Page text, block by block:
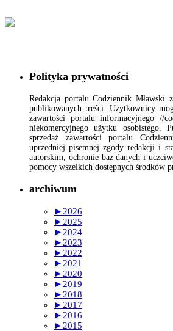
Polityka prywatności
Redakcja portalu Codziennik Mławski
publikowanych treści. Użytkownicy
zawartości portalu informacyjnego //
niekomercyjnego użytku osobistego.
sprzedaż zawartości portalu
uprzedniej pisemnej zgody redakcji i
autorskim, ochronie baz danych i
pomocy wszelkich dostępnych środków
archiwum
► 2026
► 2025
► 2024
► 2023
► 2022
► 2021
► 2020
► 2019
► 2018
► 2017
► 2016
► 2015